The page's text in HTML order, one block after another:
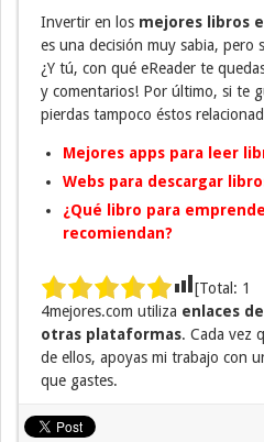
Invertir en los mejores libros
es una decisión muy sabia, pero
¿Y tú, con qué eReader te
y comentarios! Por último, si te
pierdas tampoco éstos
Mejores apps para leer
Webs para descargar
¿Qué libro para
recomiendan?
[Total: 1
4mejores.com utiliza enlaces
otras plataformas. Cada vez
de ellos, apoyas mi trabajo con
que gastes.